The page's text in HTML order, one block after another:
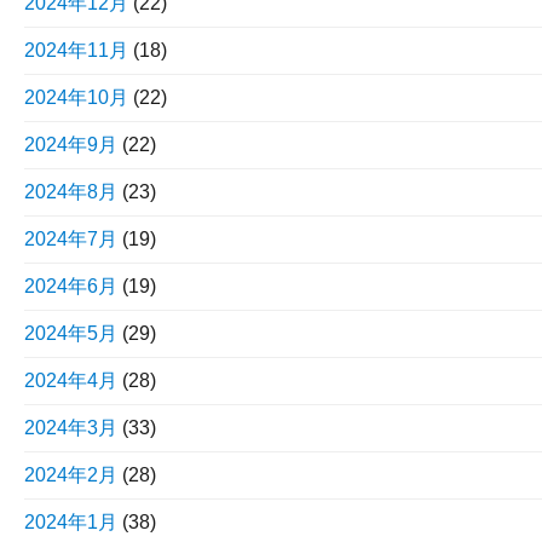
2024年11月 (18)
2024年10月 (22)
2024年9月 (22)
2024年8月 (23)
2024年7月 (19)
2024年6月 (19)
2024年5月 (29)
2024年4月 (28)
2024年3月 (33)
2024年2月 (28)
2024年1月 (38)